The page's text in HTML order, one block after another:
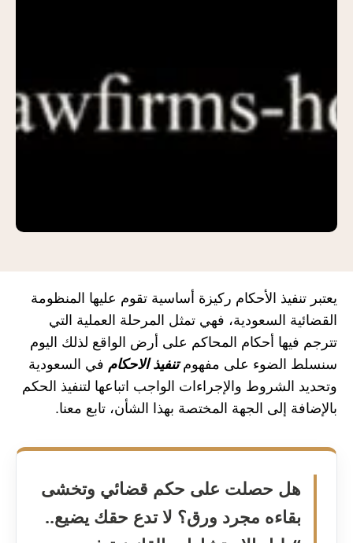
يعتبر تنفيذ الأحكام ركيزة أساسية تقوم عليها المنظومة
القضائية السعودية، فهي تمثل المرحلة العملية التي
تترجم فيها أحكام المحاكم على أرض الواقع لذلك اليوم
سنسلط الضوء على مفهومتنفيذ الاحكام في السعودية
وتحديد الشروط والإجراءات الواجب اتباعها لتنفيذ الحكم
بالإضافة إلى الجهة المختصة بهذا الشأن، تابع معنا.
هل حصلت على حكم قضائي وتخشى
بقاءه مجرد ورق؟ لا تدع حقك يضيع..